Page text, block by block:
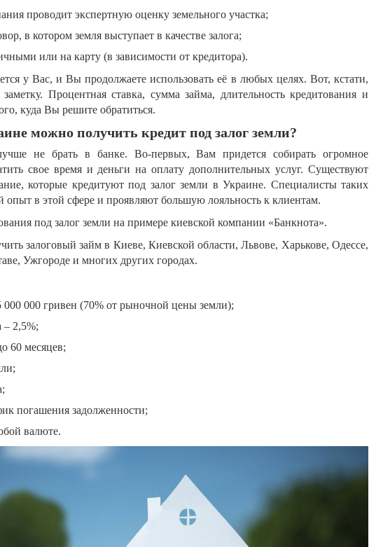
проводит экспертную оценку земельного участка;
в котором земля выступает в качестве залога;
или на карту (в зависимости от кредитора).
у Вас, и Вы продолжаете использовать её в любых целях. Вот, кстати,
Процентная ставка, сумма займа, длительность кредитования и
куда Вы решите обратиться.
можно получить кредит под залог земли?
не брать в банке. Во-первых, Вам придется собирать огромное
свое время и деньги на оплату дополнительных услуг. Существуют
которые кредитуют под залог земли в Украине. Специалисты таких
в этой сфере и проявляют большую лояльность к клиентам.
под залог земли на примере киевской компании «Банкнота».
залоговый займ в Киеве, Киевской области, Львове, Харькове, Одессе,
Ужгороде и многих других городах.
000 гривен (70% от рыночной цены земли);
– 2,5%;
60 месяцев;
погашения задолженности;
валюте.